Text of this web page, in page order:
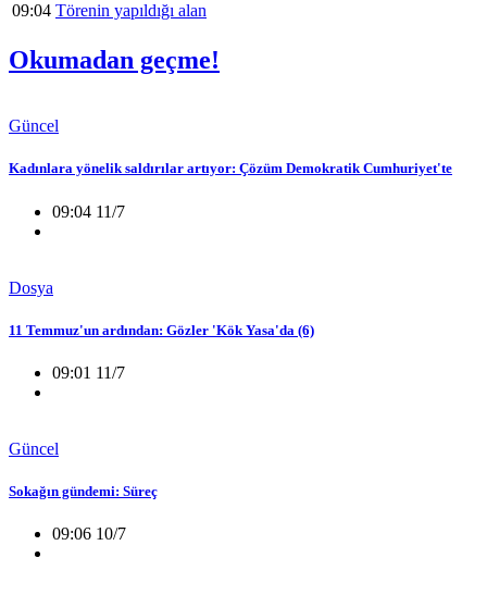
09:04 Törenin yapıldığı alan
Okumadan geçme!
Güncel
Kadınlara yönelik saldırılar artıyor: Çözüm Demokratik Cumhuriyet'te
09:04 11/7
Dosya
11 Temmuz'un ardından: Gözler 'Kök Yasa'da (6)
09:01 11/7
Güncel
Sokağın gündemi: Süreç
09:06 10/7